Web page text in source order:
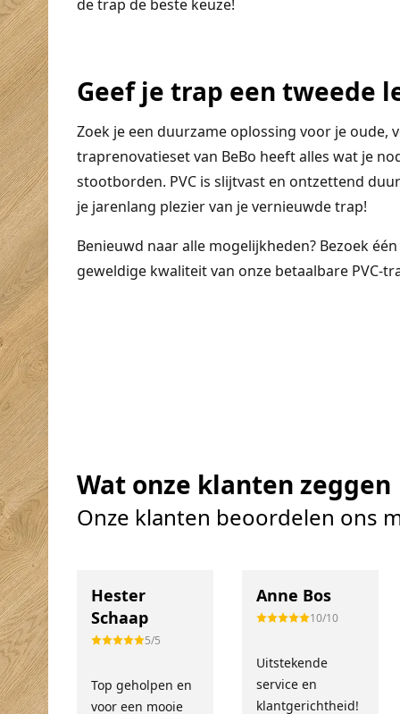
de trap de beste keuze!
Geef je trap een tweede
Zoek je een duurzame oplossing voor je oude,
traprenovatieset van BeBo heeft alles wat je
stootborden. PVC is slijtvast en ontzettend
je jarenlang plezier van je vernieuwde trap!
Benieuwd naar alle mogelijkheden? Bezoek
geweldige kwaliteit van onze betaalbare PVC-
Wat onze klanten zeggen
Onze klanten beoordelen ons
Hester
Schaap
5/5
Top geholpen en
voor een mooie
Anne Bos
10/10
Uitstekende
service en
klantgerichtheid!